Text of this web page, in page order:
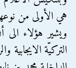
هي الأولى من
ويشير هؤلاء الى
التركيّة